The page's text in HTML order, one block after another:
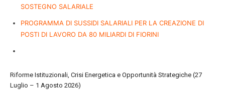
SOSTEGNO SALARIALE
PROGRAMMA DI SUSSIDI SALARIALI PER LA CREAZIONE DI
POSTI DI LAVORO DA 80 MILIARDI DI FIORINI
Riforme Istituzionali, Crisi Energetica e Opportunità Strategiche (27
Luglio – 1 Agosto 2026)